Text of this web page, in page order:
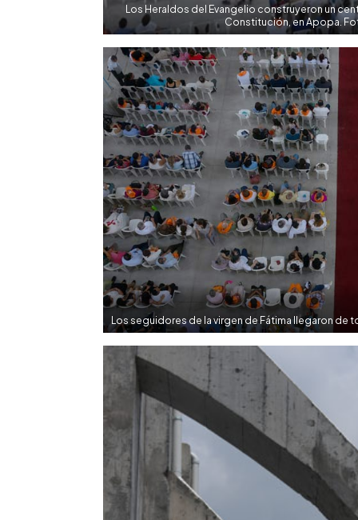
Los Heraldos del Evangelio construyeron un
Constitución, en Apopa.
Los seguidores de la virgen de Fátima llegaron de